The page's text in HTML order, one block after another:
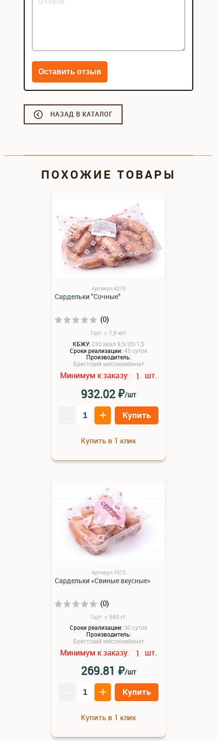
НАЗАД В КАТАЛОГ
ПОХОЖИЕ ТОВАРЫ
Артикул:4219
Сардельки "Сочные"
(0)
1шт: ≈ 1,9 кгг.
КБЖУ: 230 ккал 9,5/20/1,5
Сроки реализации:45 суток
Производитель:
Брестский мясокомбинат
Минимум к заказу: 1 шт.
932.02₽/шт
+ Купить
Купить в 1 клик
Артикул:1673
Сардельки «Свиные вкусные»
(0)
1шт: ≈ 560 гг.
Сроки реализации: 30 суток
Производитель:
Брестский мясокомбинат
Минимум к заказу: 1 шт.
269.81 ₽/шт
+ Купить
Купить в 1 клик